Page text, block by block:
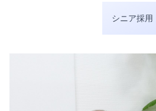
シニア採用